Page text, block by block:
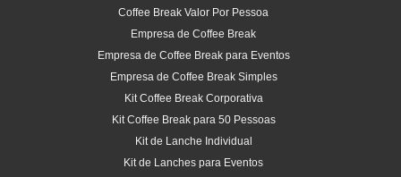
Coffee Break Valor Por Pessoa
Empresa de Coffee Break
Empresa de Coffee Break para Eventos
Empresa de Coffee Break Simples
Kit Coffee Break Corporativa
Kit Coffee Break para 50 Pessoas
Kit de Lanche Individual
Kit de Lanches para Eventos